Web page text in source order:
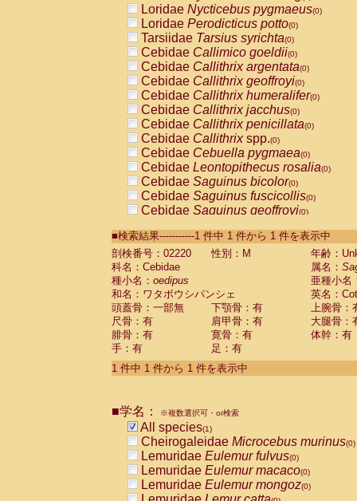
Loridae Nycticebus pygmaeus(0)
Loridae Perodicticus potto(0)
Tarsiidae Tarsius syrichta(0)
Cebidae Callimico goeldii(0)
Cebidae Callithrix argentata(0)
Cebidae Callithrix geoffroyi(0)
Cebidae Callithrix humeralifer(0)
Cebidae Callithrix jacchus(0)
Cebidae Callithrix penicillata(0)
Cebidae Callithrixspp.(0)
Cebidae Cebuella pygmaea(0)
Cebidae Leontopithecus rosalia(0)
Cebidae Saguinus bicolor(0)
Cebidae Saguinus fuscicollis(0)
Cebidae Saguinus geoffroyi(0)
CebidaeSaguinus labiatus(0)
Cebidae Saguinus leucopus (0)
Cebidae
Cebidae
CebidaeSaguinus nigricollis (0)
Cebidae Saguinus oedipus
Cebidae Saguinus weddelli
Cebidae Saguinusspp.
Cebidae Aotus trivirgatus
Cebidae Cebus albifrons
CebidaeCebus nigrivittatus
CebidaeCebus
CebidaeSaimiri boliviensis(0)
CebidaeSaimiri sciureus(0)
AtelidaeAlouatta caraya(0)
AtelidaeAlouatta fusca(0)
AtelidaeAlouatta seniculus
■検索結果-----------1 件中 1 件から 1 件を表示中
剖検番号：02220
性別：M
年齢：
科名：Cebidae
属名：
種小名： oedipus
亜種小名
和名：ワタボウシパンシェ
英名：
頭蓋骨：一部無
下顎骨：有
上腕骨：
尺骨：有
肩甲骨：有
大腿骨：
腓骨：有
寛骨：有
体幹：有
手：有
足：有
1 件中 1 件から 1 件を表示中
■学名： ※複数選択可・or検索
All species(1)
Cheirogaleidae Microcebus murinus(0)
Lemuridae Eulemur fulvus(0)
Lemuridae Eulemur macaco(0)
Lemuridae Eulemur mongoz(0)